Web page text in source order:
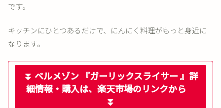
です。
キッチンにひとつあるだけで、にんにく料理がもっと身近に
なります。
⏬ ベルメゾン 『ガーリックスライサー 』詳
細情報・購入は、楽天市場のリンクから
⏬